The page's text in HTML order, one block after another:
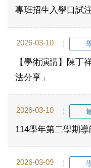
專班招生入學口試
2026-03-10
【學術演講】陳丁
法分享」
2026-03-10
114學年第二學期
2026-03-09